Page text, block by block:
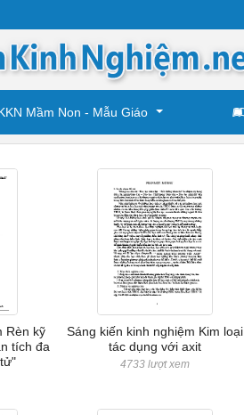
Mầm Non - Mẫu Giáo
Rèn kỹ
tích đa
Sáng kiến kinh nghiệm Kim loại
tác dụng với axit
4733 lượt xem